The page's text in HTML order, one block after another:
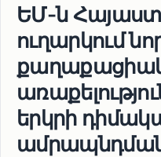
ԵՄ-ն
ուղարկում
երկրի